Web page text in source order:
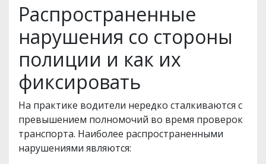
Распространенные
нарушения со стороны
полиции и как их
фиксировать
На практике водители нередко сталкиваются с
превышением полномочий во время проверок
транспорта. Наиболее распространенными
нарушениями являются: